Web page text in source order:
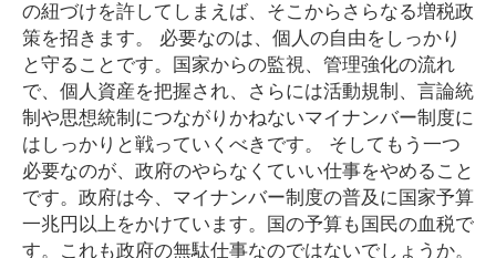
の紐づけを許してしまえば、そこからさらなる増税政
策を招きます。 必要なのは、個人の自由をしっかり
と守ることです。国家からの監視、管理強化の流れ
で、個人資産を把握され、さらには活動規制、言論統
制や思想統制につながりかねないマイナンバー制度に
はしっかりと戦っていくべきです。 そしてもう一つ
必要なのが、政府のやらなくていい仕事をやめること
です。政府は今、マイナンバー制度の普及に国家予算
一兆円以上をかけています。国の予算も国民の血税で
す。これも政府の無駄仕事なのではないでしょうか。